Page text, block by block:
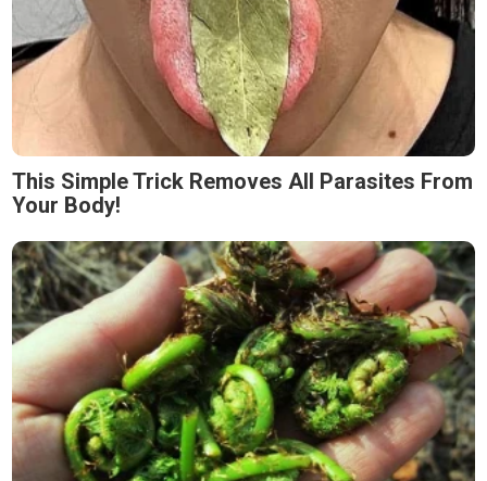
This Simple Trick Removes All Parasites From
Your Body!